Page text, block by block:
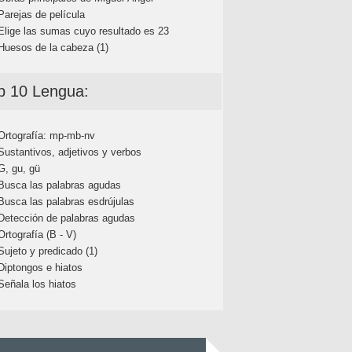
de película
las sumas cuyo resultado es 23
de la cabeza (1)
10 Lengua:
mp-mb-nv
adjetivos y verbos
gu, gü
las palabras agudas
las palabras esdrújulas
de palabras agudas
(B - V)
y predicado (1)
e hiatos
los hiatos